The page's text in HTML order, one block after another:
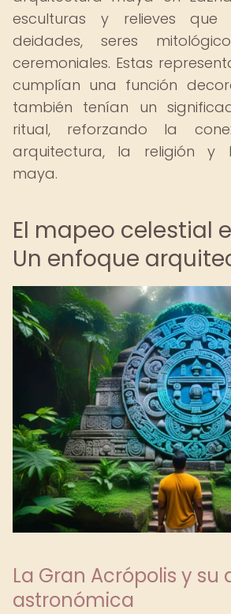
esculturas y relieves que
deidades, seres
ceremoniales. Estas
cumplían una función
también tenían un
ritual, reforzando la
arquitectura, la religión y
maya.
El mapeo celestial
Un enfoque
La Gran Acrópolis y su
astronómica